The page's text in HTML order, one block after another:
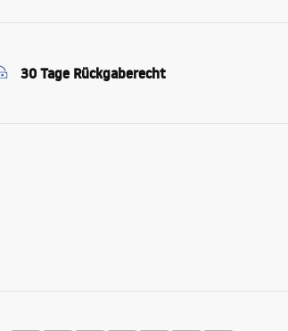
30 Tage Rückgaberecht